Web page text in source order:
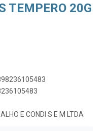
TEMPERO 20G
E CONDI S E M LTDA